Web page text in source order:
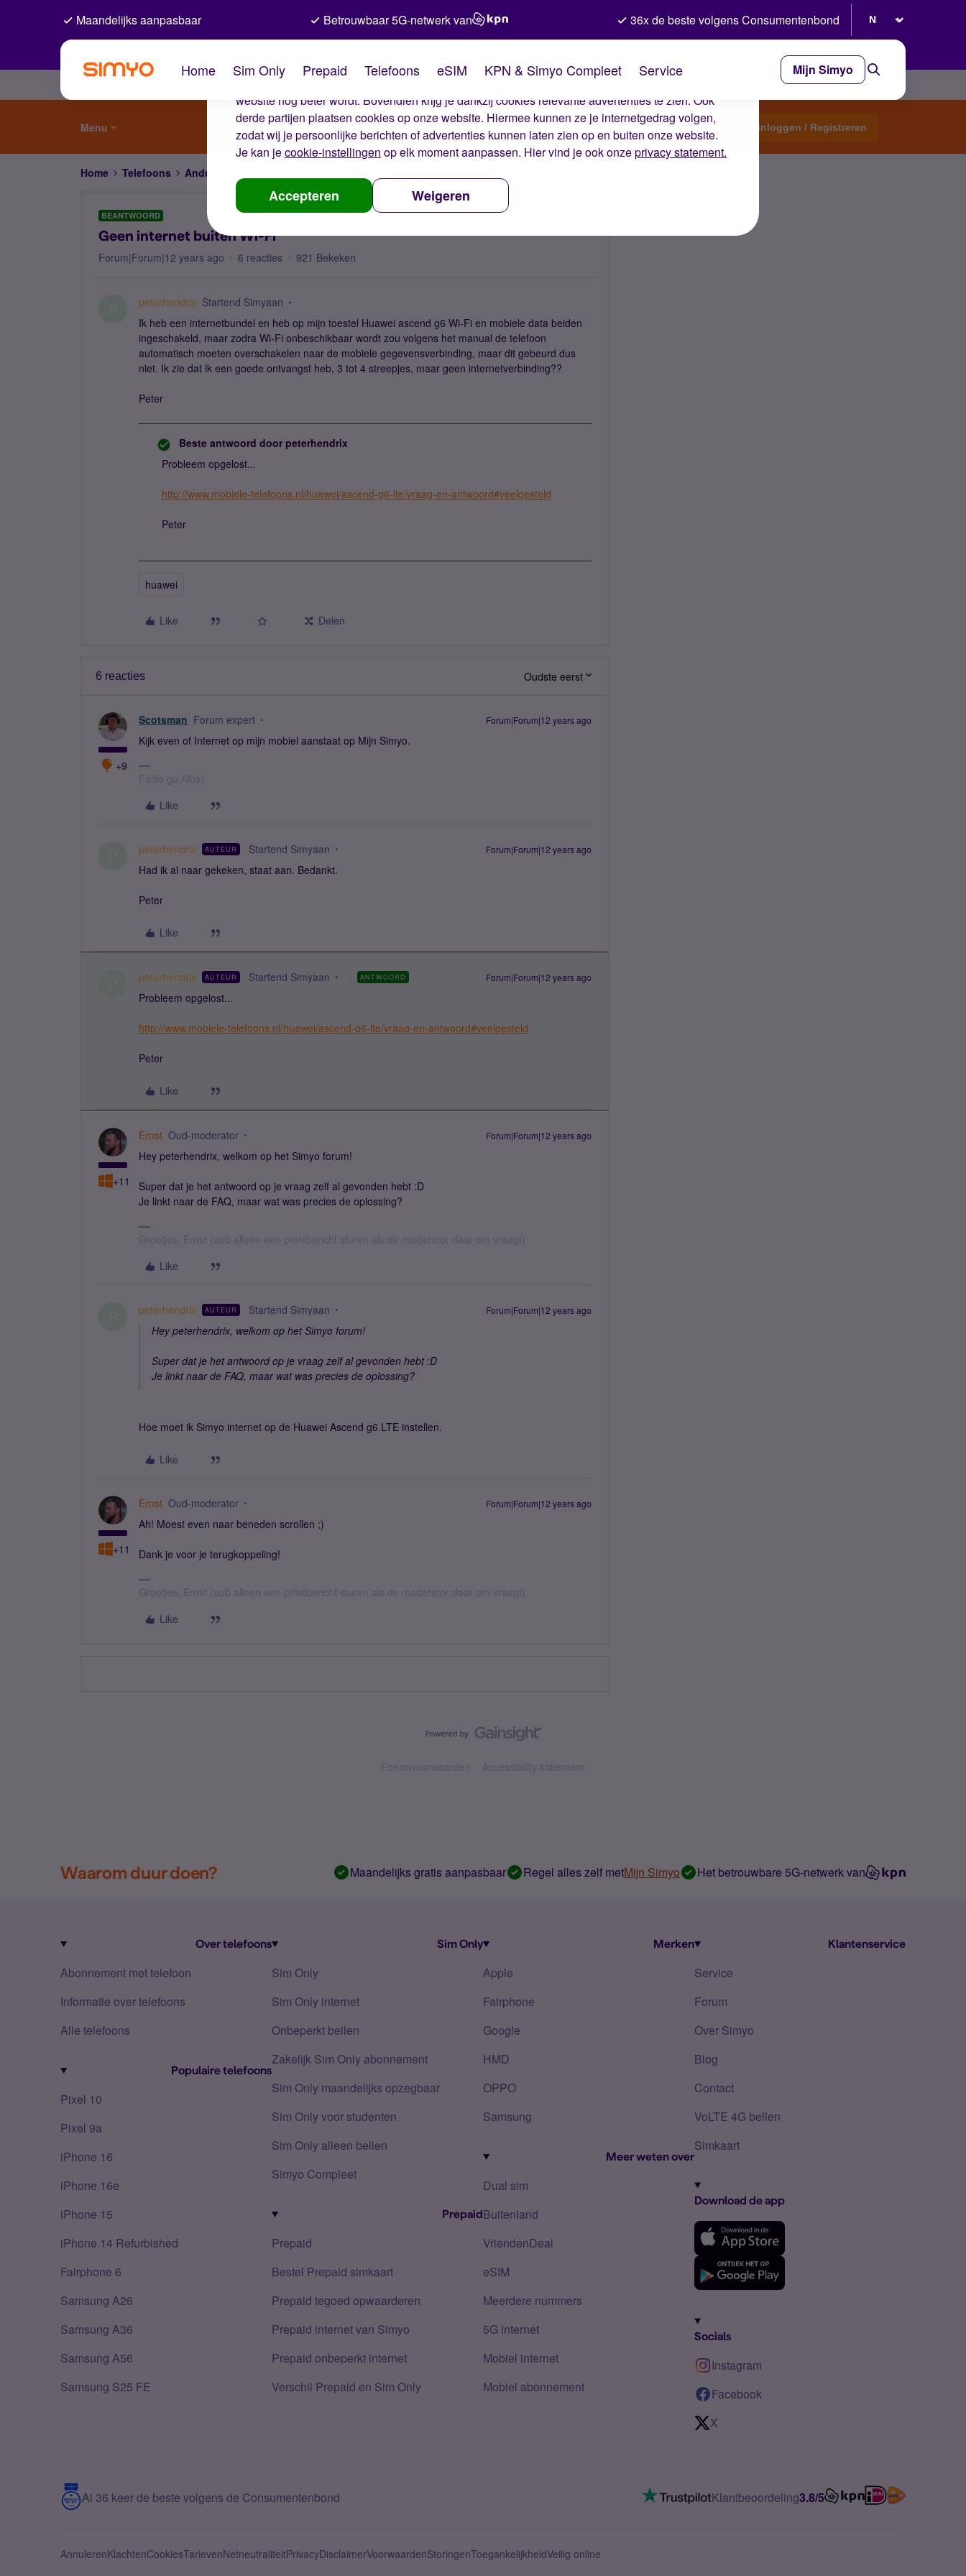
De cookies van Simyo
Wij gebruiken cookies op onze website. Met deze cookies zorgen wij ervoor dat je ervaring op de
website nog beter wordt. Bovendien krijg je dankzij cookies relevante advertenties te zien. Ook
derde partijen plaatsen cookies op onze website. Hiermee kunnen ze je internetgedrag volgen,
zodat wij je persoonlijke berichten of advertenties kunnen laten zien op en buiten onze website.
Je kan jecookie-instellingen op elk moment aanpassen. Hier vind je ook onzeprivacy statement.
Accepteren Weigeren
Maandelijks aanpasbaar Betrouwbaar 5G-netwerk van 36x de beste volgens Consumentenbond
Home Sim Only Prepaid Telefoons eSIM KPN & Simyo Compleet Service Mijn Simyo
Menu Start een topic Inloggen / Registreren
Home Telefoons Android
BEANTWOORD
Geen internet buiten Wi-Fi
Forum|Forum|12 years ago 6 reacties 921 Bekeken
peterhendrix Startend Simyaan
Ik heb een internetbundel en heb op mijn toestel Huawei ascend g6 Wi-Fi en mobiele data beiden
ingeschakeld, maar zodra Wi-Fi onbeschikbaar wordt zou volgens het manual de telefoon
automatisch moeten overschakelen naar de mobiele gegevensverbinding, maar dit gebeurd dus
niet. Ik zie dat ik een goede ontvangst heb, 3 tot 4 streepjes, maar geen internetverbinding??
Peter
Beste antwoord door peterhendrix
Probleem opgelost...
http://www.mobiele-telefoons.nl/huawei/ascend-g6-lte/vraag-en-antwoord#veelgesteld
Peter
huawei
Like Delen
6 reacties Oudste eerst
+9
Scotsman Forum expert Forum|Forum|12 years ago
Kijk even of Internet op mijn mobiel aanstaat op Mijn Simyo.
Fàilte gu Alba!
Like
peterhendrix AUTEUR Startend Simyaan Forum|Forum|12 years ago
Had ik al naar gekeken, staat aan. Bedankt.
Peter
Like
peterhendrix AUTEUR Startend Simyaan ANTWOORD Forum|Forum|12 years ago
Probleem opgelost...
http://www.mobiele-telefoons.nl/huawei/ascend-g6-lte/vraag-en-antwoord#veelgesteld
Peter
Like
+11
Ernst Oud-moderator Forum|Forum|12 years ago
Hey peterhendrix, welkom op het Simyo forum!
Super dat je het antwoord op je vraag zelf al gevonden hebt :D
Je linkt naar de FAQ, maar wat was precies de oplossing?
Groetjes, Ernst (aub alleen een privébericht sturen als de moderator daar om vraagt)
Like
peterhendrix AUTEUR Startend Simyaan Forum|Forum|12 years ago
Hey peterhendrix, welkom op het Simyo forum!
Super dat je het antwoord op je vraag zelf al gevonden hebt :D
Je linkt naar de FAQ, maar wat was precies de oplossing?
Hoe moet ik Simyo internet op de Huawei Ascend g6 LTE instellen.
Like
+11
Ernst Oud-moderator Forum|Forum|12 years ago
Ah! Moest even naar beneden scrollen ;)
Dank je voor je terugkoppeling!
Groetjes, Ernst (aub alleen een privébericht sturen als de moderator daar om vraagt)
Like
Forumvoorwaarden Accessibility statement
Waarom duur doen? Maandelijks gratis aanpasbaar Regel alles zelf metMijn Simyo Het betrouwbare 5G-netwerk van
Over telefoons
Abonnement met telefoon
Informatie over telefoons
Alle telefoons
Populaire telefoons
Pixel 10
Pixel 9a
iPhone 16
iPhone 16e
iPhone 15
iPhone 14 Refurbished
Fairphone 6
Samsung A26
Samsung A36
Samsung A56
Samsung S25 FE
Sim Only
Sim Only
Sim Only internet
Onbeperkt bellen
Zakelijk Sim Only abonnement
Sim Only maandelijks opzegbaar
Sim Only voor studenten
Sim Only alleen bellen
Simyo Compleet
Prepaid
Prepaid
Bestel Prepaid simkaart
Prepaid tegoed opwaarderen
Prepaid internet van Simyo
Prepaid onbeperkt internet
Verschil Prepaid en Sim Only
Merken
Apple
Fairphone
Google
HMD
OPPO
Samsung
Meer weten over
Dual sim
Buitenland
VriendenDeal
eSIM
Meerdere nummers
5G internet
Mobiel internet
Mobiel abonnement
Klantenservice
Service
Forum
Over Simyo
Blog
Contact
VoLTE 4G bellen
Simkaart
Download de app
Socials
Instagram
Facebook
X
Al 36 keer de beste volgens de Consumentenbond Klantbeoordeling3.8/5
AnnulerenKlachtenCookiesTarievenNetneutraliteitPrivacyDisclaimerVoorwaardenStoringenToegankelijkheidVeilig online